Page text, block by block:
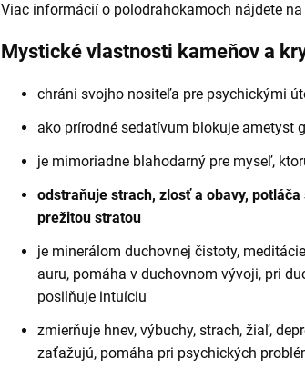
Viac informácií o polodrahokamoch nájdete na
Mystické vlastnosti kameňov a
chráni svojho nositeľa pre psychickými
ako prírodné sedatívum blokuje ametyst
je mimoriadne blahodarný pre myseľ,
odstraňuje strach, zlosť a obavy,
prežitou stratou
je minerálom duchovnej čistoty,
auru, pomáha v duchovnom vývoji, pri
posilňuje intuíciu
zmierňuje hnev, výbuchy, strach, žiaľ,
zaťažujú, pomáha pri psychických